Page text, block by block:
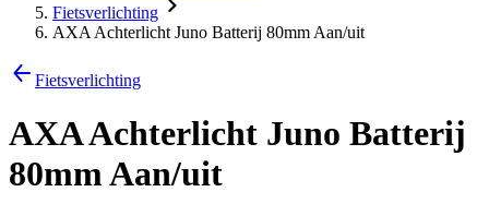
Fietsverlichting
AXA Achterlicht Juno Batterij 80mm Aan/uit
Fietsverlichting
AXA Achterlicht Juno Batterij
80mm Aan/uit